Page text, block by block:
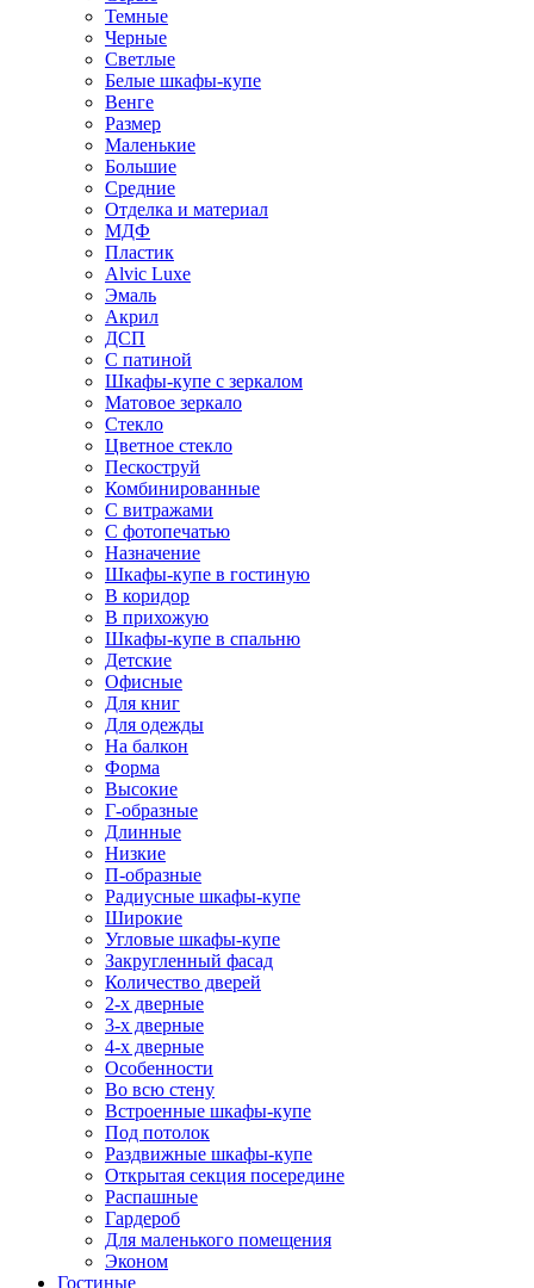
Темные
Черные
Светлые
Белые шкафы-купе
Венге
Размер
Маленькие
Большие
Средние
Отделка и материал
МДФ
Пластик
Alvic Luxe
Эмаль
Акрил
ДСП
С патиной
Шкафы-купе с зеркалом
Матовое зеркало
Стекло
Цветное стекло
Пескоструй
Комбинированные
С витражами
С фотопечатью
Назначение
Шкафы-купе в гостиную
В коридор
В прихожую
Шкафы-купе в спальню
Детские
Офисные
Для книг
Для одежды
На балкон
Форма
Высокие
Г-образные
Длинные
Низкие
П-образные
Радиусные шкафы-купе
Широкие
Угловые шкафы-купе
Закругленный фасад
Количество дверей
2-х дверные
3-х дверные
4-х дверные
Особенности
Во всю стену
Встроенные шкафы-купе
Под потолок
Раздвижные шкафы-купе
Открытая секция посередине
Распашные
Гардероб
Для маленького помещения
Эконом
Гостиные